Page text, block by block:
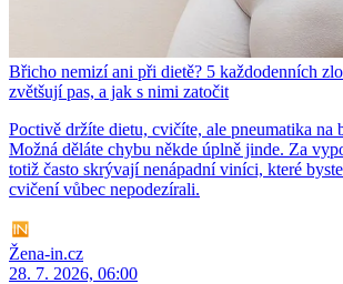
Břicho nemizí ani při dietě? 5 každodenních
zvětšují pas, a jak s nimi zatočit
Poctivě držíte dietu, cvičíte, ale pneumatika na
Možná děláte chybu někde úplně jinde. Za
totiž často skrývají nenápadní viníci, které
cvičení vůbec nepodezírali.
Žena-in.cz
28. 7. 2026, 06:00